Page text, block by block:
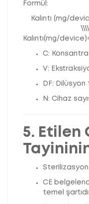
Formül:
Kalıntı (mg/
Ka nt (mg /d ev ce )
C:
V:
DF:
N: Cihaz
5. Etilen
Sterilizasyon
CE
temel